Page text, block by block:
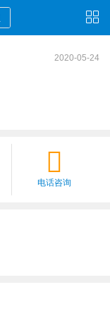
2020-05-24
电话咨询